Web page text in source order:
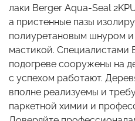
лаки Berger Aqua-Seal
а пристенные пазы
полиуретановым шнуром и
мастикой. Специалистами
подогреве сооружены на
с успехом работают.
вполне реализуемы и
паркетной химии и